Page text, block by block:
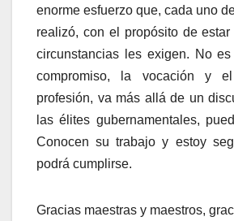
enorme esfuerzo que, cada uno
realizó, con el propósito de
circunstancias les exigen. No
compromiso, la vocación y
profesión, va más allá de un
las élites gubernamentales,
Conocen su trabajo y estoy
podrá cumplirse.
Gracias maestras y maestros,